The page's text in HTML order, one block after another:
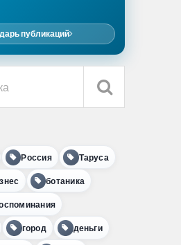
публикаций
Россия Таруса
ботаника
город деньги